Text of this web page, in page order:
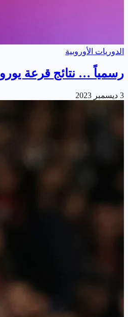
الدوريات الأوروبية
رسمياً … نتائج قرعة يورو 2024
3 ديسمبر 2023